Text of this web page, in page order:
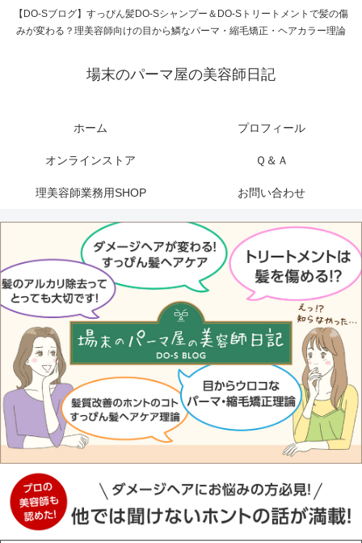
【DO-Sブログ】すっぴん髪DO-Sシャンプー＆DO-Sトリートメントで髪の傷
みが変わる？理美容師向けの目から鱗なパーマ・縮毛矯正・ヘアカラー理論
場末のパーマ屋の美容師日記
ホーム プロフィール
オンラインストア Ｑ＆Ａ
理美容師業務用SHOP お問い合わせ